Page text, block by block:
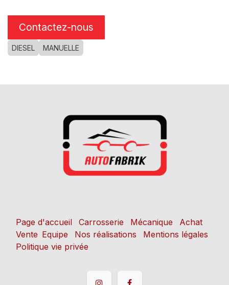
Contactez-nous
DIESEL MANUELLE
Page d'accueil Carrosserie Mécanique
Achat
Vente Equipe Nos réalisations
Mentions légales
Politique vie privée